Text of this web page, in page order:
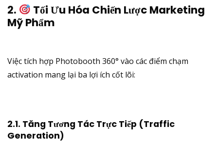
2.
Tối Ưu Hóa Chiến Lược Marketing
Mỹ Phẩm
Việc tích hợp Photobooth 360° vào các điểm chạm
activation mang lại ba lợi ích cốt lõi:
2.1. Tăng Tương Tác Trực Tiếp (Traffic
Generation)